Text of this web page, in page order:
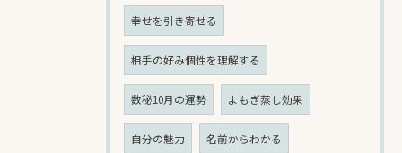
幸せを引き寄せる
相手の好み個性を理解する
数秘10月の運勢 よもぎ蒸し効果
自分の魅力 名前からわかる